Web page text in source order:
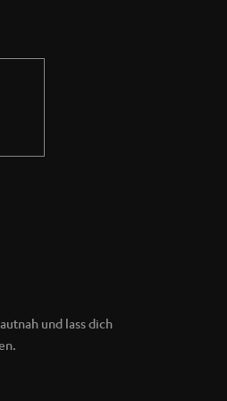
und lass dich